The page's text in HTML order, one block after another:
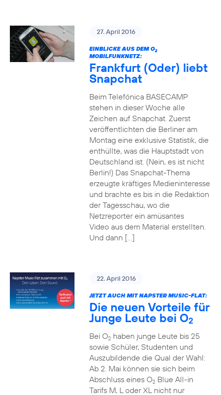
27. April 2016
EINBLICKE AUS DEM O2
MOBILFUNKNETZ:
Frankfurt (Oder) liebt
Snapchat
Beim Telefónica BASECAMP
stehen in dieser Woche alle
Zeichen auf Snapchat. Zuerst
veröffentlichten die Berliner am
Montag eine exklusive Statistik, die
enthüllte, was die Hauptstadt von
Deutschland ist. (Nein, es ist nicht
Berlin!) Das Snapchat-Thema
erzeugte kräftiges Medieninteresse
und brachte es bis in die Redaktion
der Tagesschau, wo die
Netzreporter ein amüsantes
Video aus dem Material erstellten.
Und dann […]
22. April 2016
JETZT AUCH MIT NAPSTER MUSIC-FLAT:
Die neuen Vorteile für
Junge Leute bei O2
Bei O2haben junge Leute bis 25
sowie Schüler, Studenten und
Auszubildende die Qual der Wahl:
Ab 2. Mai können sie sich beim
Abschluss eines O2Blue All-in
Tarifs M, L oder XL nicht nur